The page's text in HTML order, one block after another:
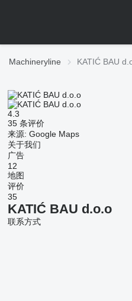
Machineryline KATIĆ BAU
4.3
35 条评价
来源: Google Maps
关于我们
广告
12
地图
评价
35
KATIĆ BAU d.o.o
联系方式